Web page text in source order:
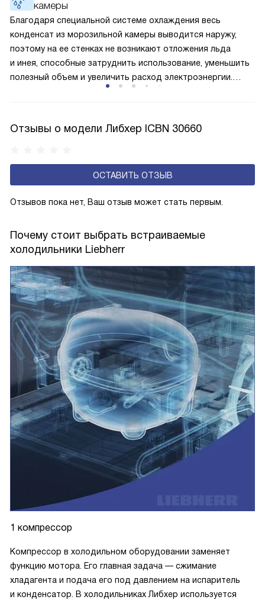
по охладительному контуру по принципу насоса. Чем
лучше работает «мотор» прибора, тем качественнее
и быстрее происходит охлаждение, затрачивается
меньше электроэнергии.
камеры
Благодаря специальной системе охлаждения весь
конденсат из морозильной камеры выводится наружу,
поэтому на ее стенках не возникают отложения льда
и инея, способные затруднить использование, уменьшить
полезный объем и увеличить расход электроэнергии.
Отзывы о модели Либхер ICBN 30660
ОСТАВИТЬ ОТЗЫВ
Отзывов пока нет, Ваш отзыв может стать первым.
Почему стоит выбрать встраиваемые
холодильники Liebherr
1 компрессор
Компрессор в холодильном оборудовании заменяет
функцию мотора. Его главная задача — сжимание
хладагента и подача его под давлением на испаритель
и конденсатор. В холодильниках Либхер используется